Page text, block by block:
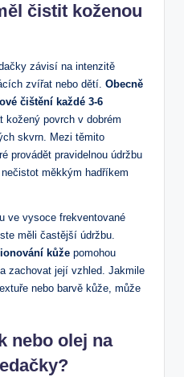
čistit koženou
závisí na intenzitě
zvířat nebo dětí. Obecně
čištění každé 3-6
kožený povrch v dobrém
skvrn. Mezi těmito
provádět pravidelnou údržbu
měkkým hadříkem
ve vysoce frekventované
měli častější údržbu.
kůže pomohou
zachovat její vzhled. Jakmile
nebo barvě kůže, může
nebo olej na